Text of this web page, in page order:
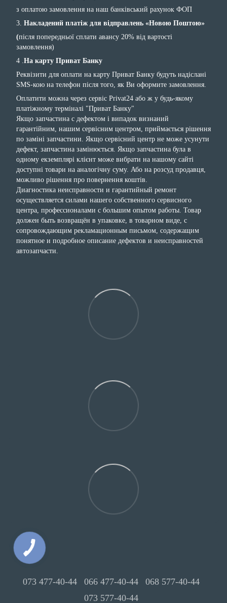
з оплатою замовлення на наш банківський рахунок ФОП
3. Накладений платіж для відправлень «Новою Поштою»
(після попередньої сплати авансу 20% від вартості
замовлення)
4 . На карту Приват Банку
Реквізити для оплати на карту Приват Банку будуть надіслані
SMS-кою на телефон після того, як Ви оформите замовлення.
Оплатити можна через сервіс Privat24 або ж у будь-якому
платіжному терміналі "Приват Банку"
Якщо запчастина с дефектом і випадок визнаний
гарантійним, нашим сервісним центром, приймається рішення
по заміні запчастини. Якщо сервісний центр не може усунути
дефект, запчастина замінюється. Якщо запчастина була в
одному екземплярі клієнт може вибрати на нашому сайті
доступні товари на аналогічну суму. Або на розсуд продавця,
можливо рішення про повернення коштів.
Диагностика неисправности и гарантийный ремонт
осуществляется силами нашего собственного сервисного
центра, профессионалами с большим опытом работы. Товар
должен быть возвращён в упаковке, в товарном виде, с
сопровождающим рекламационным письмом, содержащим
понятное и подробное описание дефектов и неисправностей
автозапчасти.
073 477-40-44 066 477-40-44
068 577-40-44
073 577-40-44